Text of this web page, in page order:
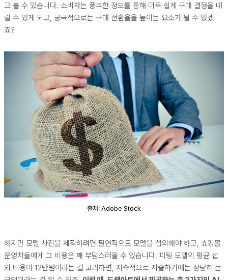
고 볼 수 있습니다. 소비자는 풍부한 정보를 통해 더욱 쉽게 구매 결정을 내
릴 수 있게 되고, 궁극적으로는 구매 전환율을 높이는 요소가 될 수 있겠
죠?
출처: Adobe Stock
하지만 모델 사진을 제작하려면 필연적으로 모델을 섭외해야 하고, 쇼핑몰
운영자들에게 그 비용은 꽤 부담스러울 수 있습니다. 피팅 모델의 평균 섭
외 비용이 12만원이라는 걸 고려하면, 지속적으로 지출하기에는 상당히 큰